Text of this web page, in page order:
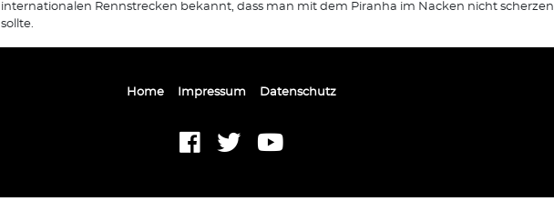
internationalen Rennstrecken bekannt, dass man mit dem Piranha im Nacken nicht scherzen
sollte.
Home Impressum Datenschutz